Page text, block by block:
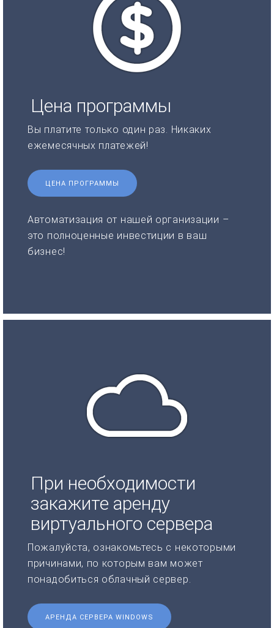
Цена программы
Вы платите только один раз. Никаких
ежемесячных платежей!
ЦЕНА ПРОГРАММЫ
Автоматизация от нашей организации –
это полноценные инвестиции в ваш
бизнес!
При необходимости
закажите аренду
виртуального сервера
Пожалуйста, ознакомьтесь с некоторыми
причинами, по которым вам может
понадобиться облачный сервер.
АРЕНДА СЕРВЕРА WINDOWS